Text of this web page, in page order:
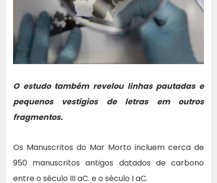
O estudo também revelou linhas pautadas e
pequenos vestígios de letras em outros
fragmentos.
Os Manuscritos do Mar Morto incluem cerca de
950 manuscritos antigos datados de carbono
entre o século III aC. e o século I aC.